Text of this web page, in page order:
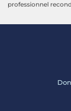
professionnel